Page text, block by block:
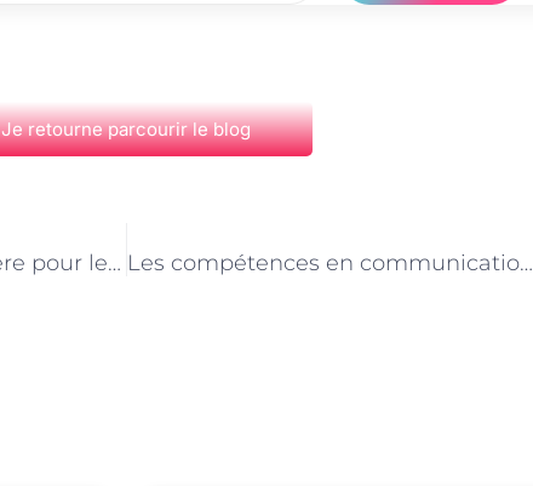
Je retourne parcourir le blog
Les opportunités de carrière pour les aides vétérinaires dans les refuges animaliers parisiens Les compétences en communication non verbale essentielles pour les aides vétérinaires à Paris